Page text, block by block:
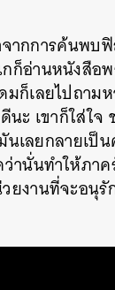
กการค้นพบ
ก็อ่านหนังสือ
ก็เลยไปถาม
ะ เขาก็ใส่ใ
เลยกลายเป็
านั่นทำให้ภ
ยงานที่จะอนุ